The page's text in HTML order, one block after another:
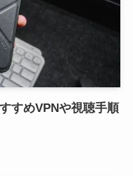
すめVPNや視聴手順